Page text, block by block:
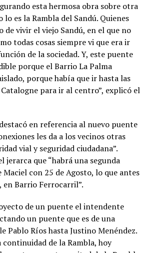
esta hermosa obra sobre otra
lo es la Rambla del Sandú. Quienes
de vivir el viejo Sandú, en el que no
todas cosas siempre vi que era ir
de la sociedad. Y, este puente
porque el Barrio La Palma
porque había que ir hasta las
para ir al centro”, explicó el
en referencia al nuevo puente
les da a los vecinos otras
vial y seguridad ciudadana”.
jerarca que “habrá una segunda
Maciel con 25 de Agosto, lo que antes
en Barrio Ferrocarril”.
de un puente el intendente
un puente que es de una
Pablo Ríos hasta Justino Menéndez.
de la Rambla, hoy